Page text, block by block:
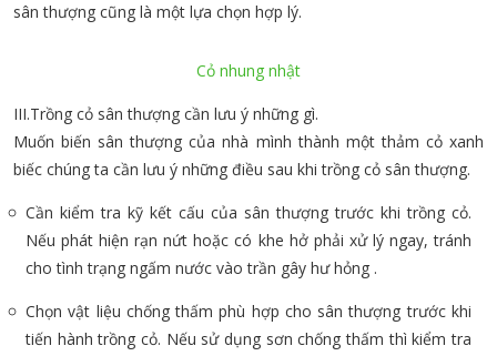
sân thượng cũng là một lựa chọn hợp lý.
Cỏ nhung nhật
III.Trồng cỏ sân thượng cần lưu ý những gì.
Muốn biến sân thượng của nhà mình thành một thảm cỏ xanh
biếc chúng ta cần lưu ý những điều sau khi trồng cỏ sân thượng.
Cần kiểm tra kỹ kết cấu của sân thượng trước khi trồng cỏ.
Nếu phát hiện rạn nứt hoặc có khe hở phải xử lý ngay, tránh
cho tình trạng ngấm nước vào trần gây hư hỏng .
Chọn vật liệu chống thấm phù hợp cho sân thượng trước khi
tiến hành trồng cỏ. Nếu sử dụng sơn chống thấm thì kiểm tra